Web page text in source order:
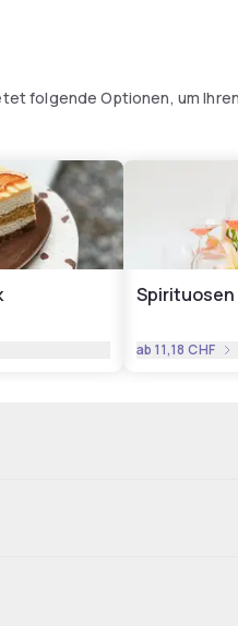
folgende Optionen, um
Spirituosen
ab11,18 CHF